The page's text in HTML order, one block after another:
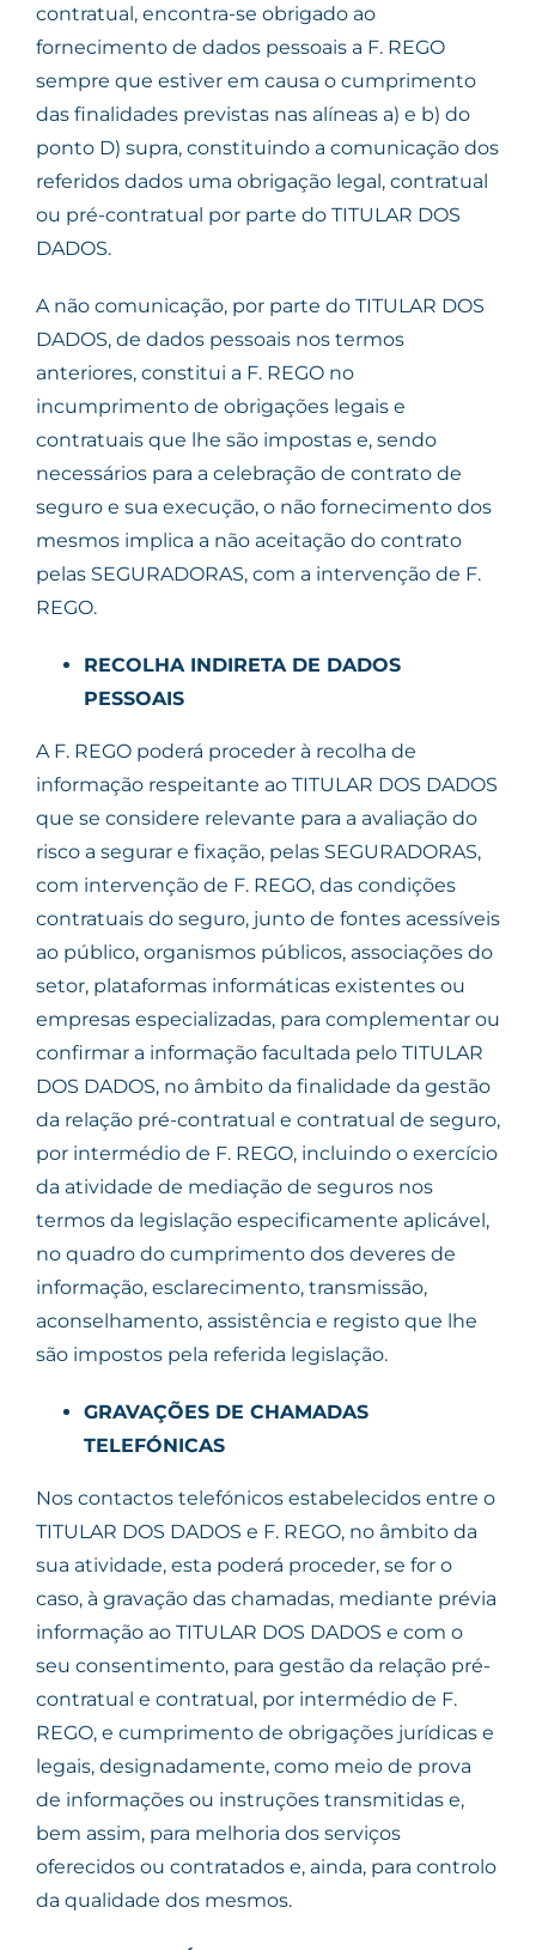
contratual, encontra-se obrigado ao
fornecimento de dados pessoais a F. REGO
sempre que estiver em causa o cumprimento
das finalidades previstas nas alíneas a) e b) do
ponto D) supra, constituindo a comunicação dos
referidos dados uma obrigação legal, contratual
ou pré-contratual por parte do TITULAR DOS
DADOS.
A não comunicação, por parte do TITULAR DOS
DADOS, de dados pessoais nos termos
anteriores, constitui a F. REGO no
incumprimento de obrigações legais e
contratuais que lhe são impostas e, sendo
necessários para a celebração de contrato de
seguro e sua execução, o não fornecimento dos
mesmos implica a não aceitação do contrato
pelas SEGURADORAS, com a intervenção de F.
REGO.
RECOLHA INDIRETA DE DADOS
PESSOAIS
A F. REGO poderá proceder à recolha de
informação respeitante ao TITULAR DOS DADOS
que se considere relevante para a avaliação do
risco a segurar e fixação, pelas SEGURADORAS,
com intervenção de F. REGO, das condições
contratuais do seguro, junto de fontes acessíveis
ao público, organismos públicos, associações do
setor, plataformas informáticas existentes ou
empresas especializadas, para complementar ou
confirmar a informação facultada pelo TITULAR
DOS DADOS, no âmbito da finalidade da gestão
da relação pré-contratual e contratual de seguro,
por intermédio de F. REGO, incluindo o exercício
da atividade de mediação de seguros nos
termos da legislação especificamente aplicável,
no quadro do cumprimento dos deveres de
informação, esclarecimento, transmissão,
aconselhamento, assistência e registo que lhe
são impostos pela referida legislação.
GRAVAÇÕES DE CHAMADAS
TELEFÓNICAS
Nos contactos telefónicos estabelecidos entre o
TITULAR DOS DADOS e F. REGO, no âmbito da
sua atividade, esta poderá proceder, se for o
caso, à gravação das chamadas, mediante prévia
informação ao TITULAR DOS DADOS e com o
seu consentimento, para gestão da relação pré-
contratual e contratual, por intermédio de F.
REGO, e cumprimento de obrigações jurídicas e
legais, designadamente, como meio de prova
de informações ou instruções transmitidas e,
bem assim, para melhoria dos serviços
oferecidos ou contratados e, ainda, para controlo
da qualidade dos mesmos.